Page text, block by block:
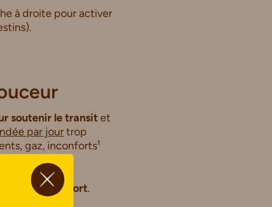
à droite pour activer
soutenir le transitet
par jourtrop
gaz, inconforts¹
ce nouvel apport.